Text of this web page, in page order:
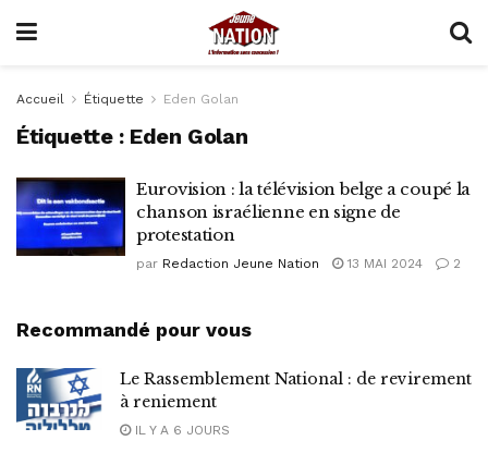
Accueil Étiquette Eden Golan
Étiquette : Eden Golan
Eurovision : la télévision belge a coupé la
chanson israélienne en signe de
protestation
par Redaction Jeune Nation 13 MAI 2024 2
Recommandé pour vous
Le Rassemblement National : de revirement
à reniement
IL Y A 6 JOURS